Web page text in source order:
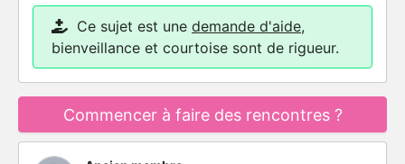
Ce sujet est une demande d'aide,
bienveillance et courtoise sont de rigueur.
Commencer à faire des rencontres ?